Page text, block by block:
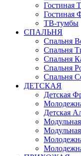
Гостиная
Гостиная
ТВ-тумбы
СПАЛЬНЯ
Спальня
Спальня
Спальня
Спальня
Спальня
ДЕТСКАЯ
Детская
Детская